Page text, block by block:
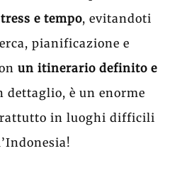
e tempo, evitandoti
pianificazione e
un itinerario definito e
dettaglio, è un enorme
in luoghi difficili